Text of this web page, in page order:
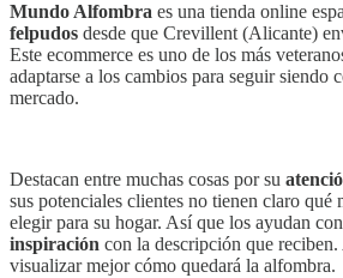
Mundo Alfombra es una tienda online
felpudos desde que Crevillent (Alicante)
Este ecommerce es uno de los más
adaptarse a los cambios para seguir siendo
mercado.
Destacan entre muchas cosas por su
sus potenciales clientes no tienen claro qué
elegir para su hogar. Así que los ayudan
inspiración con la descripción que
visualizar mejor cómo quedará la alfombra.